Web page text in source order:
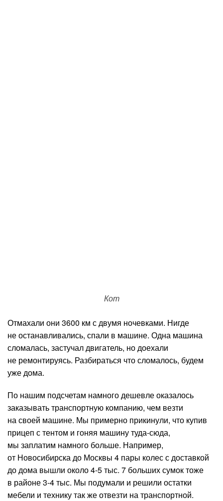
Кот
Отмахали они 3600 км с двумя ночевками. Нигде
не останавливались, спали в машине. Одна машина
сломалась, застучал двигатель, но доехали
не ремонтируясь. Разбираться что сломалось, будем
уже дома.
По нашим подсчетам намного дешевле оказалось
заказывать транспортную компанию, чем везти
на своей машине. Мы примерно прикинули, что купив
прицеп с тентом и гоняя машину туда-сюда,
мы заплатим намного больше. Например,
от Новосибирска до Москвы 4 пары колес с доставкой
до дома вышли около 4-5 тыс. 7 больших сумок тоже
в районе 3-4 тыс. Мы подумали и решили остатки
мебели и технику так же отвезти на транспортной.